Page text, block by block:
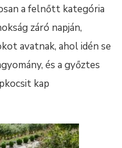
a felnőtt kategória
záró napján,
avatnak, ahol idén se
és a győztes
kap